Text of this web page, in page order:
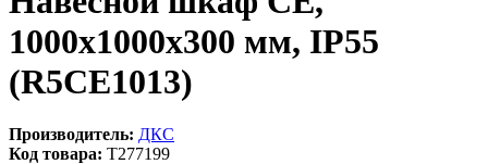
1000x1000x300 мм, IP55
(R5CE1013)
Производитель: ДКС
Код товара: T277199